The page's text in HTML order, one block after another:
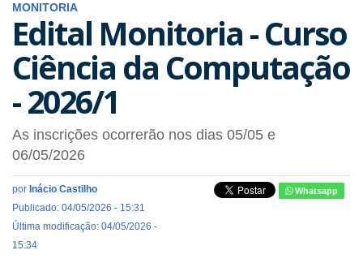
MONITORIA
Edital Monitoria - Curso
Ciência da Computação
- 2026/1
As inscrições ocorrerão nos dias 05/05 e
06/05/2026
por Inácio Castilho
Publicado: 04/05/2026 - 15:31
Última modificação: 04/05/2026 -
15:34
Whatsapp